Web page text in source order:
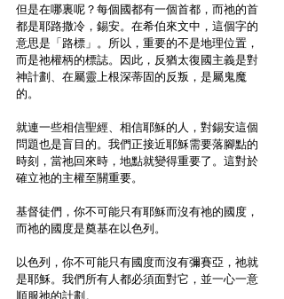
但是在哪裏呢？每個國都有一個首都，而祂的首
都是耶路撒冷，錫安。在希伯來文中，這個字的
意思是「路標」。所以，重要的不是地理位置，
而是祂權柄的標誌。因此，反猶太復國主義是對
神計劃、在屬靈上根深蒂固的反叛，是屬鬼魔
的。
就連一些相信聖經、相信耶穌的人，對錫安這個
問題也是盲目的。我們正接近耶穌需要落腳點的
時刻，當祂回來時，地點就變得重要了。這對於
確立祂的主權至關重要。
基督徒們，你不可能只有耶穌而沒有祂的國度，
而祂的國度是奠基在以色列。
以色列，你不可能只有國度而沒有彌賽亞，祂就
是耶穌。我們所有人都必須面對它，並一心一意
順服祂的計劃。